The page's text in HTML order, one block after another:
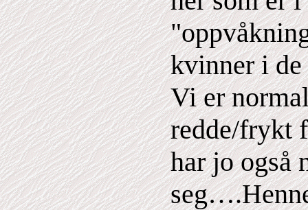
kvinner i
Vi er
redde/frykt
har jo også